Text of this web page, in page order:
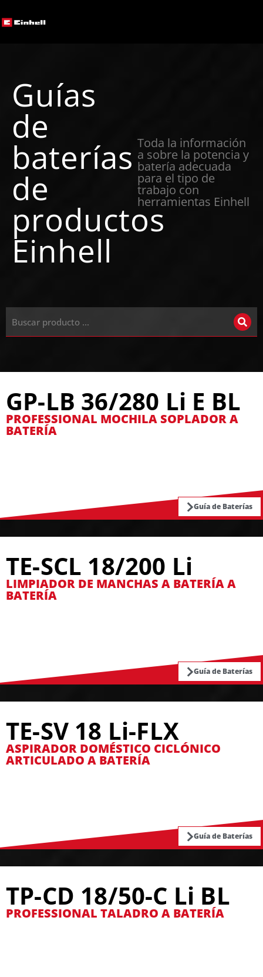
Guías
de
baterías
de
productos
Einhell
Toda la información
a sobre la potencia y
batería adecuada
para el tipo de
trabajo con
herramientas Einhell
GP-LB 36/280 Li E BL
PROFESSIONAL MOCHILA SOPLADOR A
BATERÍA
Guía de Baterías
TE-SCL 18/200 Li
LIMPIADOR DE MANCHAS A BATERÍA A
BATERÍA
Guía de Baterías
TE-SV 18 Li-FLX
ASPIRADOR DOMÉSTICO CICLÓNICO
ARTICULADO A BATERÍA
Guía de Baterías
TP-CD 18/50-C Li BL
PROFESSIONAL TALADRO A BATERÍA